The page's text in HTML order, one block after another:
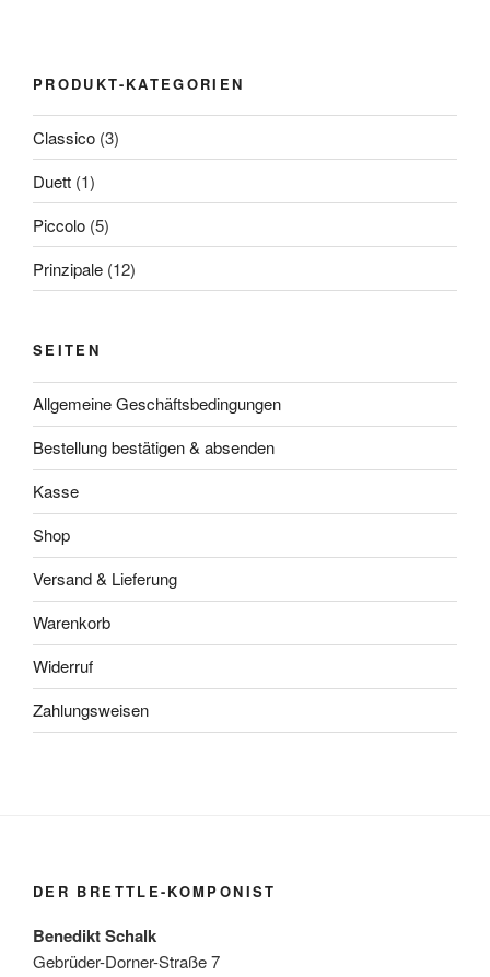
PRODUKT-KATEGORIEN
Classico (3)
Duett (1)
Piccolo (5)
Prinzipale (12)
SEITEN
Allgemeine Geschäftsbedingungen
Bestellung bestätigen & absenden
Kasse
Shop
Versand & Lieferung
Warenkorb
Widerruf
Zahlungsweisen
DER BRETTLE-KOMPONIST
Benedikt Schalk
Gebrüder-Dorner-Straße 7